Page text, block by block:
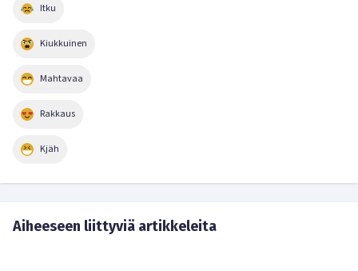
Itku
Kiukkuinen
Mahtavaa
Rakkaus
Kjäh
Aiheeseen liittyviä artikkeleita